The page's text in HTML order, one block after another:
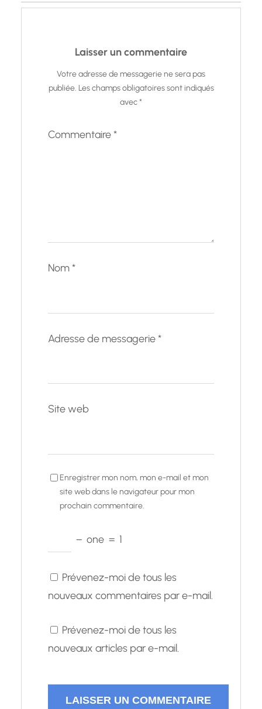
Laisser un commentaire
Votre adresse de messagerie ne sera pas
publiée. Les champs obligatoires sont indiqués
avec*
Commentaire*
Nom*
Adresse de messagerie*
Site web
Enregistrer mon nom, mon e-mail et mon
site web dans le navigateur pour mon
prochain commentaire.
− one = 1
Prévenez-moi de tous les
nouveaux commentaires par e-mail.
Prévenez-moi de tous les
nouveaux articles par e-mail.